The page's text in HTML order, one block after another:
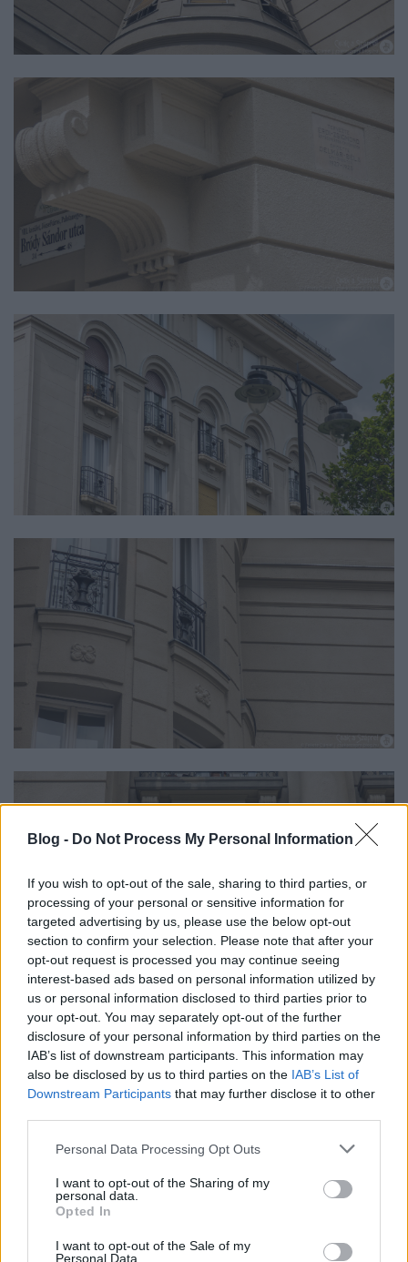
Blog - Do Not Process My Personal Information
If you wish to opt-out of the sale, sharing to third parties, or
processing of your personal or sensitive information for
targeted advertising by us, please use the below opt-out
section to confirm your selection. Please note that after your
opt-out request is processed you may continue seeing
interest-based ads based on personal information utilized by
us or personal information disclosed to third parties prior to
your opt-out. You may separately opt-out of the further
disclosure of your personal information by third parties on the
IAB’s list of downstream participants. This information may
also be disclosed by us to third parties on the IAB’s List of
Downstream Participants that may further disclose it to other
Please note that this website/app uses one or more Google
not limited to your visit or usage behaviour. You may click to
grant or deny consent to Google and its third-party tags to
use your data for below specified purposes in below Google
consent section.
Personal Data Processing Opt Outs
I want to opt-out of the Sharing of my
personal data.
Opted In
I want to opt-out of the Sale of my
Personal Data.